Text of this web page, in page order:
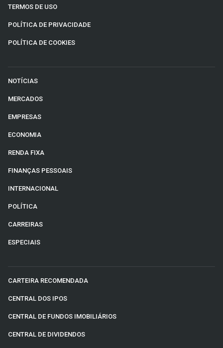
TERMOS DE USO
POLÍTICA DE PRIVACIDADE
POLÍTICA DE COOKIES
NOTÍCIAS
MERCADOS
EMPRESAS
ECONOMIA
RENDA FIXA
FINANÇAS PESSOAIS
INTERNACIONAL
POLÍTICA
CARREIRAS
ESPECIAIS
CARTEIRA RECOMENDADA
CENTRAL DOS IPOS
CENTRAL DE FUNDOS IMOBILIÁRIOS
CENTRAL DE DIVIDENDOS